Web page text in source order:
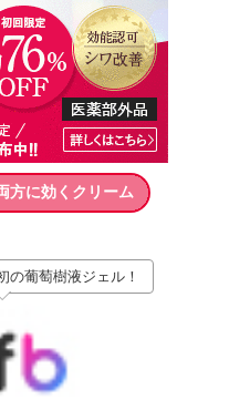
方に効くクリーム
の葡萄樹液ジェル！